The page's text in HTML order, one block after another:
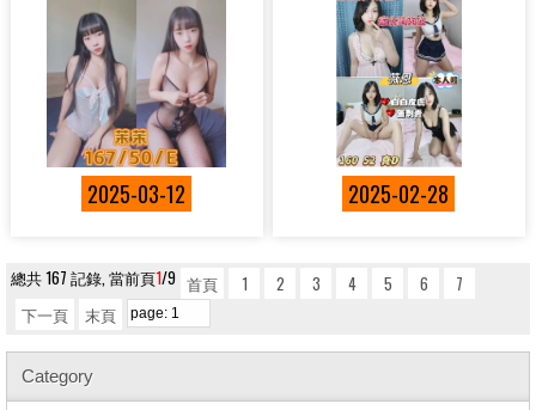
2025-03-12 2025-02-28
總共 167 記錄, 當前頁1/9 首頁 1 2 3 4 5 6
7
下一頁
末頁
Category